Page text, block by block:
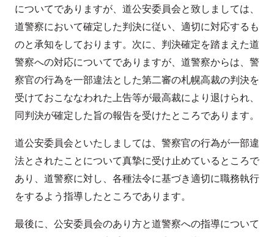
についてでありますが、道公安委員会と致しましては、
道警察において確定した判決に従い、適切に対応するも
のと承知をしております。次に、判決確定を踏まえた道
警察への対応についてでありますが、道警察からは、警
察官の行為を一部違法とした第二審の札幌高裁の判決を
受けておこななわれた上告等が最高裁により退けられ、
同判決が確定した旨の報告を受けたところであります。
道公安委員会といたしましては、警察官の行為が一部違
法とされたことについて真摯に受け止めているところで
あり、道警察に対し、各種法令に基づき適切に職務執行
をするよう指導したところであります。
最後に、公安委員会のあり方と道警察への指導について